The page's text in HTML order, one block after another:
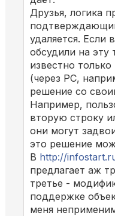
Друзья, логика
удаляется. Если
обсудили на эту
известно
(через РС,
решение со
Например,
вторую строку
они могут
это решение
В http://
предлагает аж
третье -
поддержке
меня